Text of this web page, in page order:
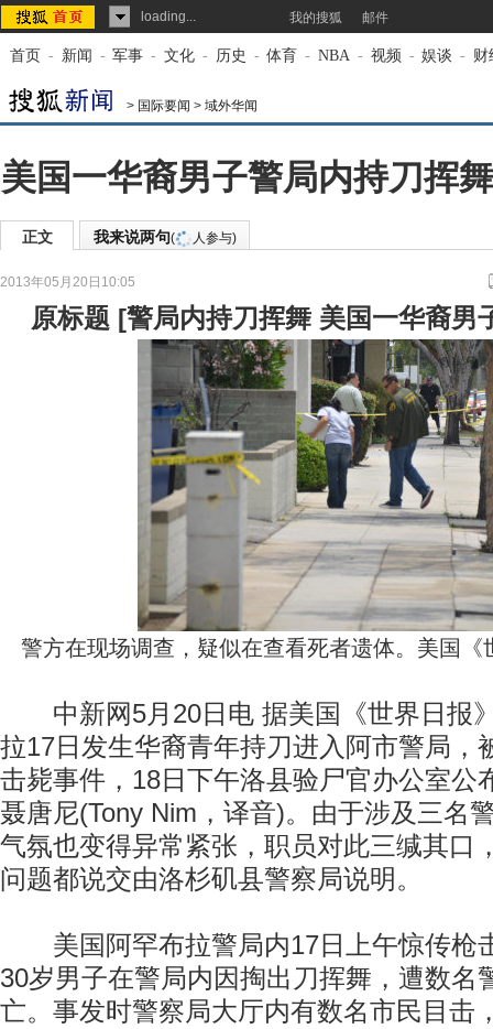
loading... 我的搜狐 邮件
首页 - 新闻 - 军事 - 文化 - 历史 - 体育 - NBA - 视频 - 娱谈 - 财
> 国际要闻 > 域外华闻
美国一华裔男子警局内持刀挥
正文 我来说两句( 人参与)
2013年05月20日10:05
来源：中国新闻网
原标题 [警局内持刀挥舞 美国一华裔男
警方在现场调查，疑似在查看死者遗体。美国《
中新网5月20日电 据美国《世界日报
拉17日发生华裔青年持刀进入阿市警局，
击毙事件，18日下午洛县验尸官办公室公
聂唐尼(Tony Nim，译音)。由于涉及三名
气氛也变得异常紧张，职员对此三缄其口
问题都说交由洛杉矶县警察局说明。
美国阿罕布拉警局内17日上午惊传枪
30岁男子在警局内因掏出刀挥舞，遭数名
亡。事发时警察局大厅内有数名市民目击